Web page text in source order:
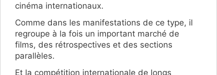
cinéma internationaux.
Comme dans les manifestations de ce type, il
regroupe à la fois un important marché de
films, des rétrospectives et des sections
parallèles.
Et la compétition internationale de longs